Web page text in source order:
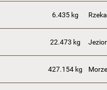
6.435 kg
22.473 kg
427.154 kg